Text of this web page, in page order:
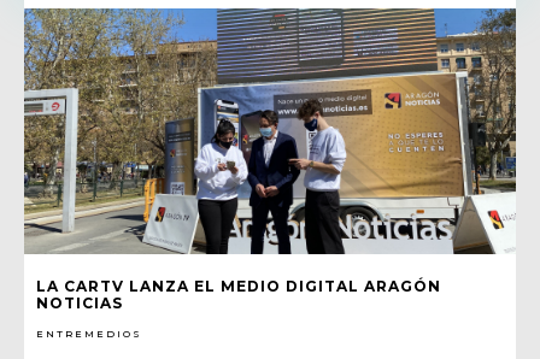
LA CARTV LANZA EL MEDIO DIGITAL ARAGÓN
NOTICIAS
ENTREMEDIOS